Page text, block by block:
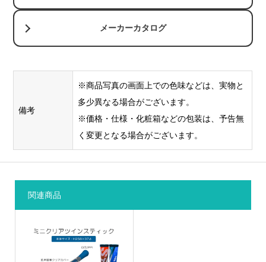
メーカーカタログ
備考
※商品写真の画面上での色味などは、実物と
多少異なる場合がございます。
※価格・仕様・化粧箱などの包装は、予告無
く変更となる場合がございます。
関連商品